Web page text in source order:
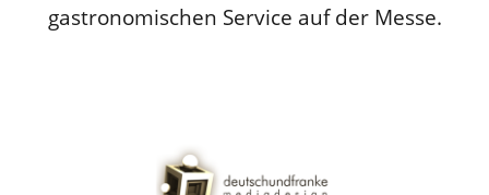
gastronomischen Service auf der Messe.